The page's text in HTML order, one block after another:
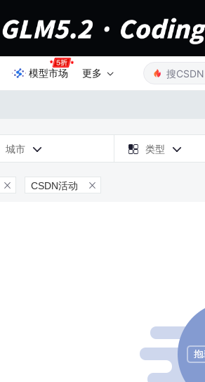
模型市场 更多
城市   类型 
 CSDN活动 